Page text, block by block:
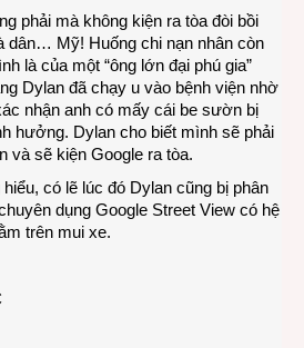
phải mà không kiện ra tòa đòi bồi
dân… Mỹ! Huống chi nạn nhân còn
là của một “ông lớn đại phú gia”
Dylan đã chạy u vào bệnh viện nhờ
nhận anh có mấy cái be sườn bị
hưởng. Dylan cho biết mình sẽ phải
và sẽ kiện Google ra tòa.
có lẽ lúc đó Dylan cũng bị phân
dụng Google Street View có hệ
trên mui xe.